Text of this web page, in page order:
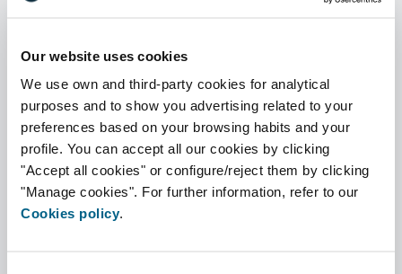
Our website uses cookies
We use own and third-party cookies for analytical
purposes and to show you advertising related to your
preferences based on your browsing habits and your
profile. You can accept all our cookies by clicking
"Accept all cookies" or configure/reject them by clicking
"Manage cookies". For further information, refer to our
Cookies policy.
Compatibilidade
Selecione a sua marca e modelo de
unidade interna
Marca